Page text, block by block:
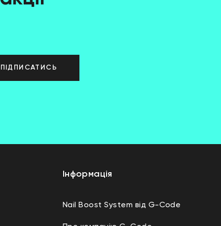
ПІДПИСАТИСЬ
Інформація
Nail Boost System від G-Code